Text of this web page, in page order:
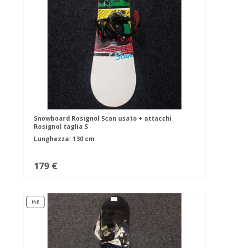
Snowboard Rosignol Scan usato + attacchi
Rosignol taglia S
Lunghezza: 130 cm
179 €
INE